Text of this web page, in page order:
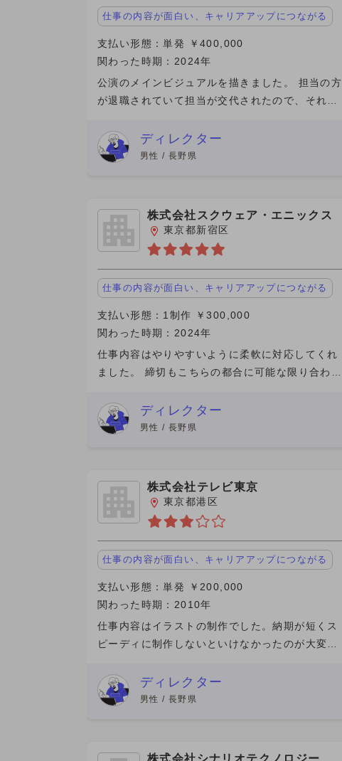
仕事の内容が面白い、キャリアアップにつながる
支払い形態：単発 ￥400,000
関わった時期：2024年
公演のメインビジュアルを描きました。 担当の方
が退職されていて担当が交代されたので、それを
で対応してくれた方が（新しい担当の方が）依頼
してくれた。東京住みで
ディレクター
男性 / 長野県
株式会社スクウェア・エニックス
東京都新宿区
仕事の内容が面白い、キャリアアップにつながる
支払い形態：1制作 ￥300,000
関わった時期：2024年
仕事内容はやりやすいように柔軟に対応してくれ
ました。 締切もこちらの都合に可能な限り合わせ
整えていただきました、 報酬以外にもお中元や
お歳暮の他にもゲーム
ディレクター
男性 / 長野県
株式会社テレビ東京
東京都港区
仕事の内容が面白い、キャリアアップにつながる
支払い形態：単発 ￥200,000
関わった時期：2010年
仕事内容はイラストの制作でした。納期が短くス
ピーディに制作しないといけなかったのが大変だ
がかなり大変だったし、一枚を丸ごとかきなす必
要もありきつい部分もあっ
ディレクター
男性 / 長野県
株式会社シナリオテクノロジーミ